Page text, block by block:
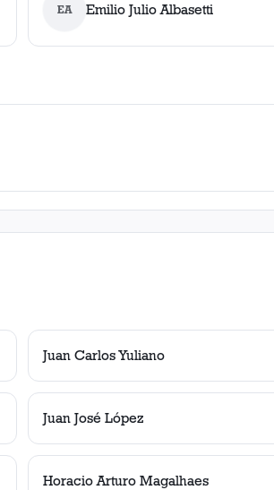
EA Emilio Julio Albasetti
Juan Carlos Yuliano
Juan José López
Horacio Arturo Magalhaes